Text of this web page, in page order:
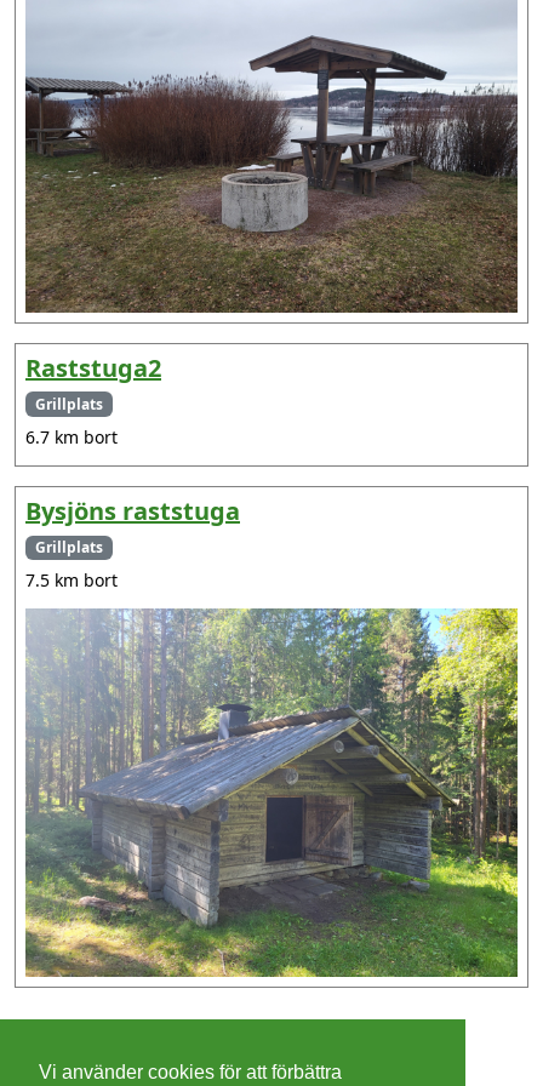
Raststuga2
Grillplats
6.7 km bort
Bysjöns raststuga
Grillplats
7.5 km bort
Vi använder cookies för att förbättra